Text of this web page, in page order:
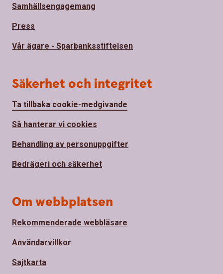
Samhällsengagemang
Press
Vår ägare - Sparbanksstiftelsen
Säkerhet och integritet
Ta tillbaka cookie-medgivande
Så hanterar vi cookies
Behandling av personuppgifter
Bedrägeri och säkerhet
Om webbplatsen
Rekommenderade webbläsare
Användarvillkor
Sajtkarta